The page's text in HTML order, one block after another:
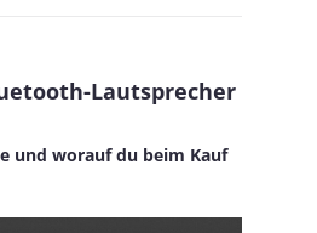
Lautsprecher
und worauf du beim Kauf